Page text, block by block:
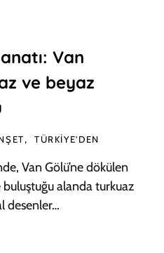
Van
ve beyaz
TÜRKIYE'DEN
Van Gölü’ne dökülen
buluştuğu alanda turkuaz
desenler…